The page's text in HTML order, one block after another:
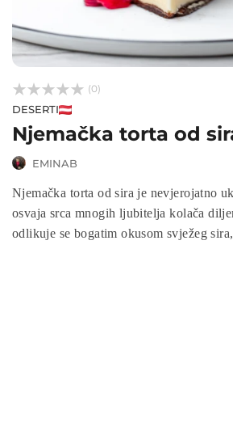


 (0)
DESERTI
Njemačka torta od
EMINAB
Njemačka torta od sira je nevjerojatno
osvaja srca mnogih ljubitelja kolača
odlikuje se bogatim okusom svježeg